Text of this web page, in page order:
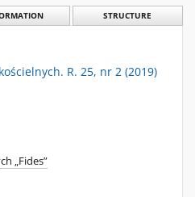
STRUCTURE
R. 25, nr 2 (2019)
„Fides”